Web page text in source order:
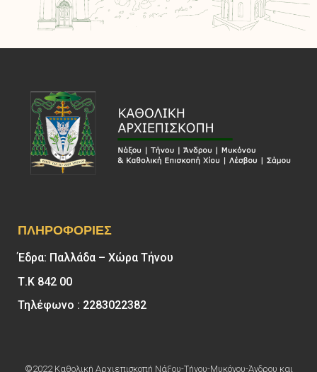
ΠΛΗΡΟΦΟΡΊΕΣ
Έδρα: Παλλάδα – Χώρα Τήνου
Τ.Κ 842 00
Τηλέφωνο : 2283022382
©2022 Καθολική Αρχιεπισκοπή Νάξου-Τήνου-Μυκόνου-Άνδρου και